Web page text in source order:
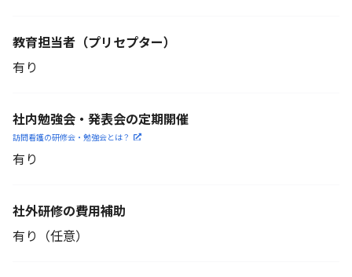
教育担当者 （プリセプター）
有り
社内勉強会・発表会の定期開催
訪問看護の研修会・勉強会とは？
有り
社外研修の費用補助
有り（任意）